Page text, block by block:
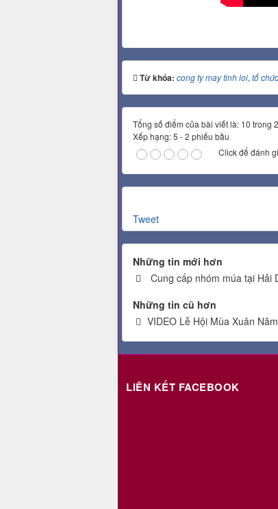
Từ khóa: cong ty may tinh loi, tổ
Tổng số điểm của bài viết là: 10 trong
Xếp hạng:5 -2 phiếu bầu
Click để đánh
Tweet
Những tin mới hơn
Cung cấp nhóm múa tại Hải
Những tin cũ hơn
VIDEO Lễ Hội Mùa Xuân
LIÊN KẾT FACEBOOK